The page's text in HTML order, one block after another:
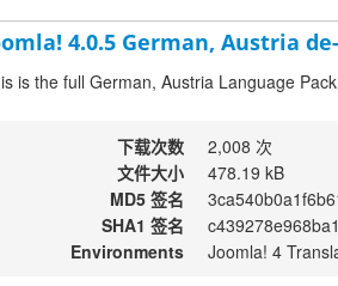
4.0.5 German, Austria
is the full German, Austria Language
下载次数
2,008 次
文件大小
478.19 kB
MD5 签名
SHA1 签名
Environments
Joomla! 4